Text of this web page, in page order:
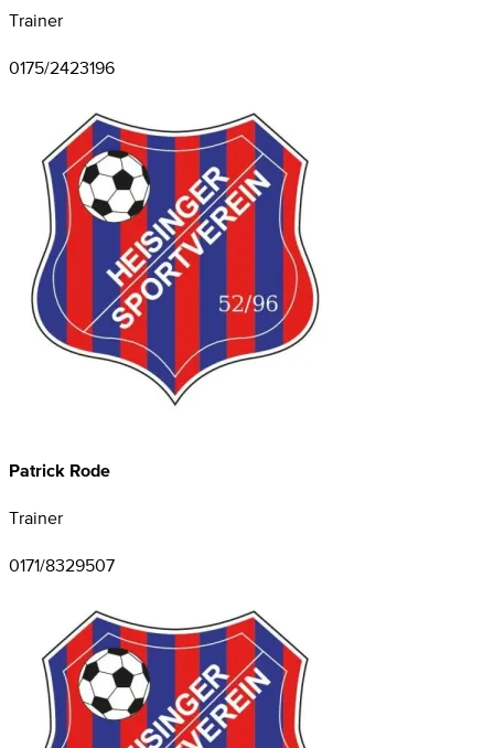
Trainer
0175/2423196
Patrick Rode
Trainer
0171/8329507